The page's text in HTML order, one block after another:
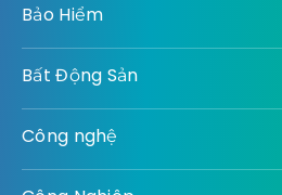
Bảo Hiểm
Bất Động Sản
Công nghệ